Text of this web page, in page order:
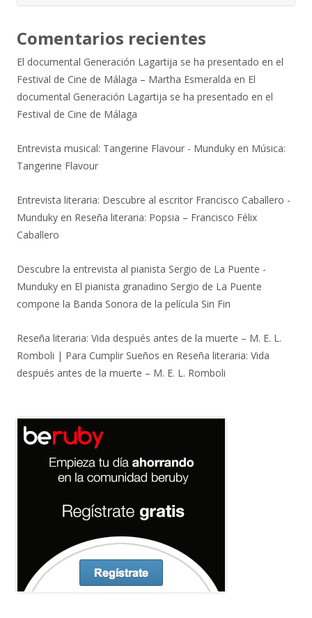
Comentarios recientes
El documental Generación Lagartija se ha presentado en el
Festival de Cine de Málaga – Martha Esmeralda en El
documental Generación Lagartija se ha presentado en el
Festival de Cine de Málaga
Entrevista musical: Tangerine Flavour - Munduky en Música:
Tangerine Flavour
Entrevista literaria: Descubre al escritor Francisco Caballero -
Munduky en Reseña literaria: Popsia – Francisco Félix
Caballero
Descubre la entrevista al pianista Sergio de La Puente -
Munduky en El pianista granadino Sergio de La Puente
compone la Banda Sonora de la película Sin Fin
Reseña literaria: Vida después antes de la muerte – M. E. L.
Romboli | Para Cumplir Sueños en Reseña literaria: Vida
después antes de la muerte – M. E. L. Romboli